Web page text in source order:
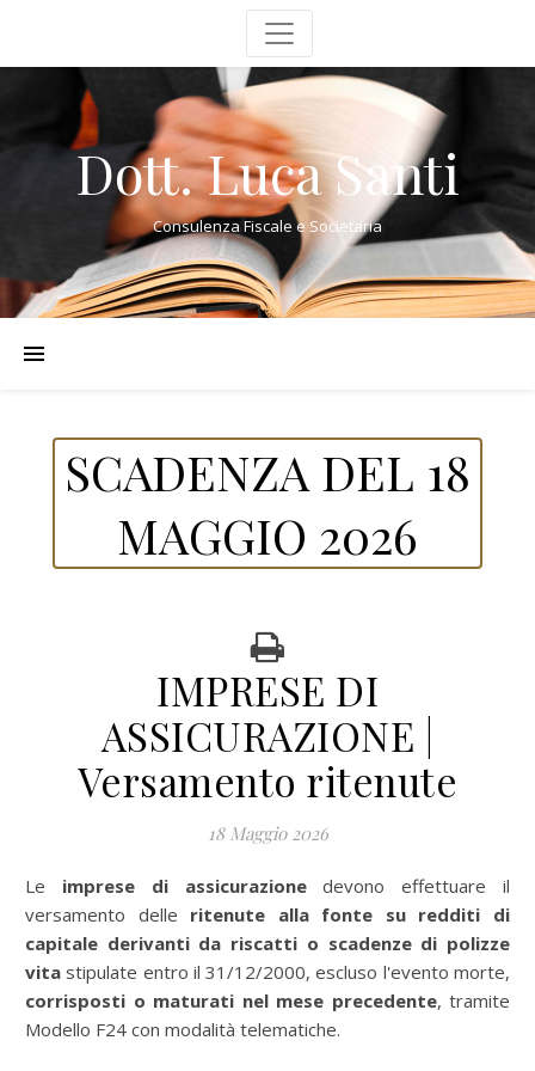
Dott. Luca Santi
Consulenza Fiscale e Societaria
SCADENZA DEL 18
MAGGIO 2026
IMPRESE DI
ASSICURAZIONE |
Versamento ritenute
18 Maggio 2026
Le imprese di assicurazionedevono effettuare il
versamento delle ritenute alla fonte su redditi di
capitale derivanti da riscatti o scadenze di polizze
vita stipulate entro il 31/12/2000, escluso l'evento morte,
corrisposti o maturati nel mese precedente, tramite
Modello F24 con modalità telematiche.